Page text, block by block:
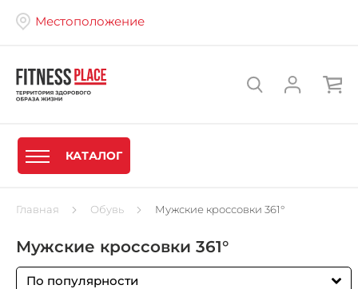
Местоположение
КАТАЛОГ
Главная Обувь Мужские кроссовки 361°
Мужские кроссовки 361°
По популярности